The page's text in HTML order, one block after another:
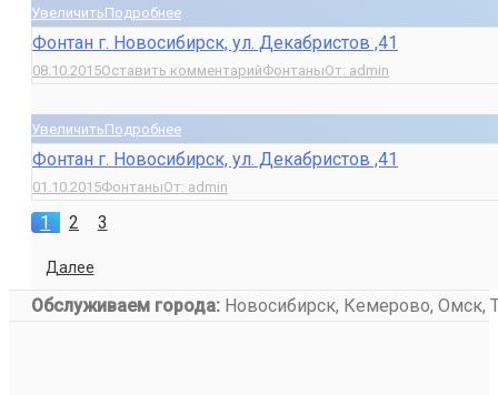
УвеличитьПодробнее
Фонтан г. Новосибирск, ул. Декабристов ,41
08.10.2015Оставить комментарийФонтаныОт: admin
УвеличитьПодробнее
Фонтан г. Новосибирск, ул. Декабристов ,41
01.10.2015ФонтаныОт: admin
1 2 3
Далее
Обслуживаем города: Новосибирск, Кемерово, Омск,